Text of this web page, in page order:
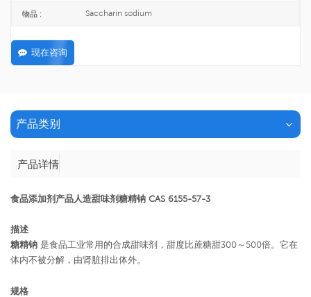
物品 : Saccharin sodium
现在咨询
产品类别
产品详情
食品添加剂产品人造甜味剂糖精钠 CAS 6155-57-3
描述
糖精钠 是食品工业常用的合成甜味剂，甜度比蔗糖甜300～500倍。它在
体内不被分解，由肾脏排出体外。
规格